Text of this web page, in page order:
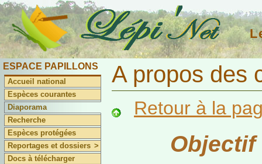
ESPACE PAPILLONS
Accueil national
Espèces courantes
Diaporama
Recherche
Espèces protégées
Reportages et dossiers >
Docs à télécharger
A propos des
Retour à la
Objectif